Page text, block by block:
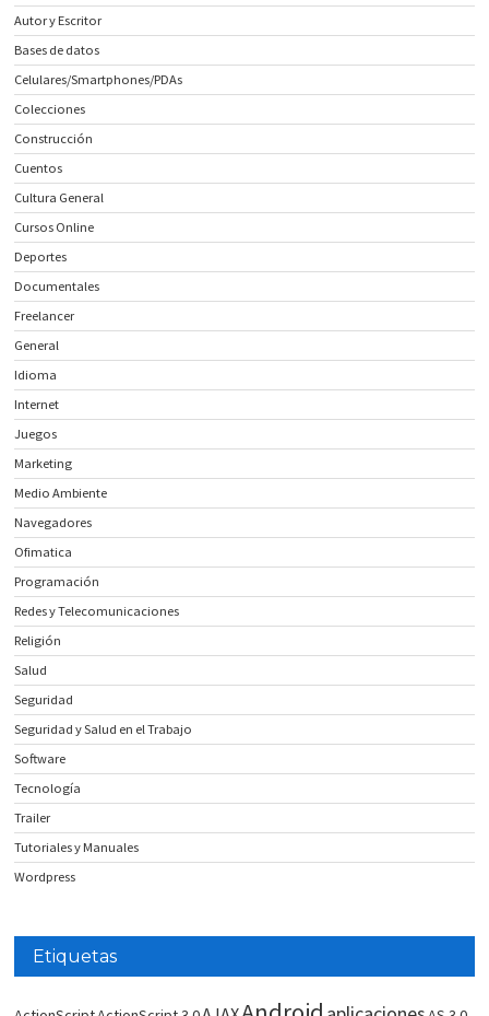
Autor y Escritor
Bases de datos
Celulares/Smartphones/PDAs
Colecciones
Construcción
Cuentos
Cultura General
Cursos Online
Deportes
Documentales
Freelancer
General
Idioma
Internet
Juegos
Marketing
Medio Ambiente
Navegadores
Ofimatica
Programación
Redes y Telecomunicaciones
Religión
Salud
Seguridad
Seguridad y Salud en el Trabajo
Software
Tecnología
Trailer
Tutoriales y Manuales
Wordpress
Etiquetas